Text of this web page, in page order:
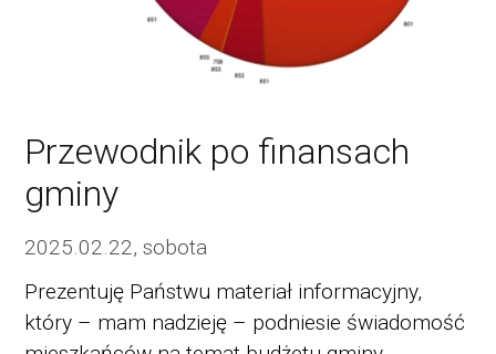
Przewodnik po finansach
gminy
2025.02.22, sobota
Prezentuję Państwu materiał informacyjny,
który – mam nadzieję – podniesie świadomość